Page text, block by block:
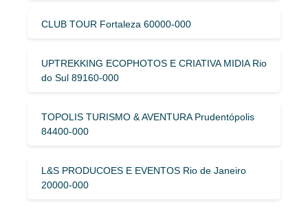
CLUB TOUR Fortaleza 60000-000
UPTREKKING ECOPHOTOS E CRIATIVA MIDIA Rio
do Sul 89160-000
TOPOLIS TURISMO & AVENTURA Prudentópolis
84400-000
L&S PRODUCOES E EVENTOS Rio de Janeiro
20000-000